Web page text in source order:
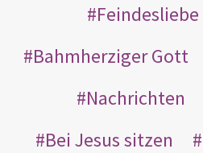
Feindesliebe
Bahmherziger Gott
Nachrichten
Bei Jesus sitzen